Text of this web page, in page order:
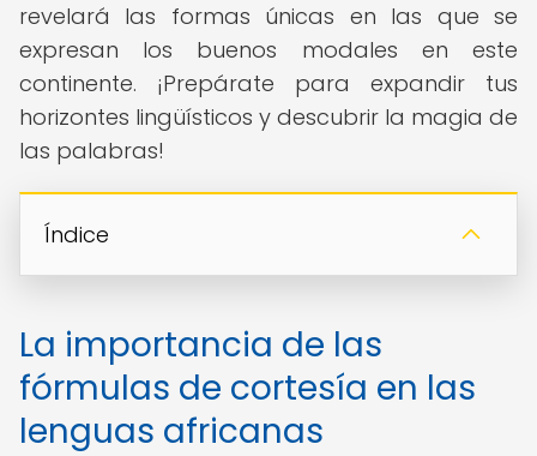
revelará las formas únicas en las que se
expresan los buenos modales en este
continente. ¡Prepárate para expandir tus
horizontes lingüísticos y descubrir la magia de
las palabras!
Índice
La importancia de las
fórmulas de cortesía en las
lenguas africanas